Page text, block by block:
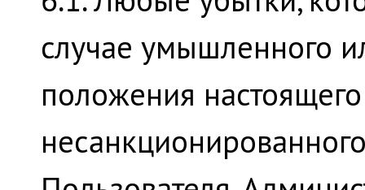
случае умышленного
положения